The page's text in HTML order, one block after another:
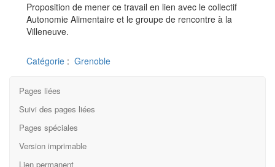
Proposition de mener ce travail en lien avec le collectif
Autonomie Alimentaire et le groupe de rencontre à la
Villeneuve.
Catégorie : Grenoble
Pages liées
Suivi des pages liées
Pages spéciales
Version imprimable
Lien permanent